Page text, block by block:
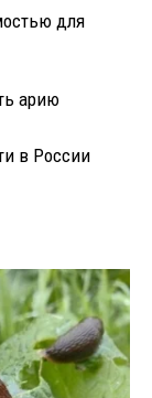
для
арию
в России